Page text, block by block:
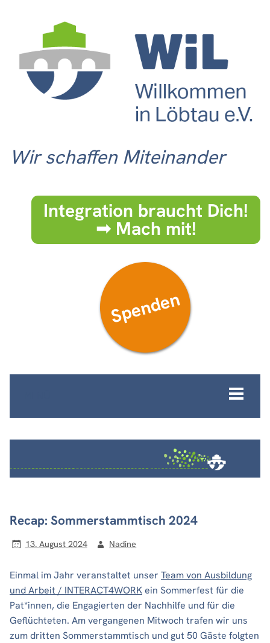
Wir schaffen Miteinander
Integration braucht Dich!
➟ Mach mit!
Spenden
Recap: Sommerstammtisch 2024
13. August 2024 Nadine
Einmal im Jahr veranstaltet unser Team von Ausbildung
und Arbeit / INTERACT4WORKein Sommerfest für die
Pat*innen, die Engagierten der Nachhilfe und für die
Geflüchteten. Am vergangenen Mitwoch trafen wir uns
zum dritten Sommerstammtisch und gut 50 Gäste folgten